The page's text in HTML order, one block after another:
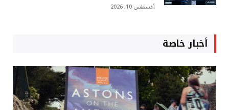
أغسطس 10, 2026
أخبار خاصة